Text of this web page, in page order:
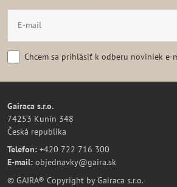
Chcem sa prihlásiť k odberu noviniek e-
Gairaca s.r.o.
74253 Kunín 348
Česká republika
Telefon: +420 722 716 300
E-mail: objednavky@gaira.sk
© GAIRA® Copyright by Gairaca s.r.o.